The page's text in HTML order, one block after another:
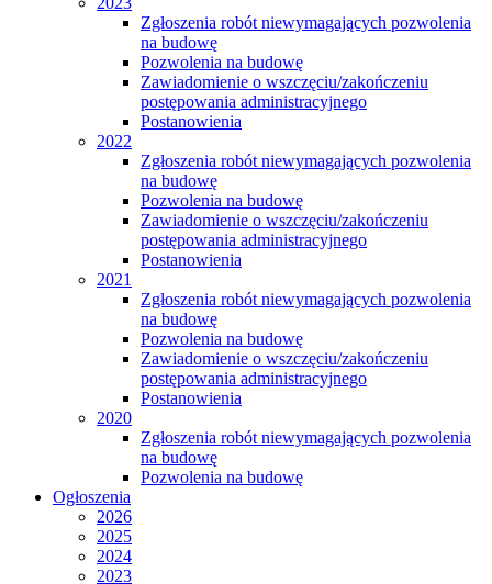
Zgłoszenia robót niewymagających pozwolenia
na budowę
Pozwolenia na budowę
Zawiadomienie o wszczęciu/zakończeniu
postępowania administracyjnego
Postanowienia
2022
Zgłoszenia robót niewymagających pozwolenia
na budowę
Pozwolenia na budowę
Zawiadomienie o wszczęciu/zakończeniu
postępowania administracyjnego
Postanowienia
2021
Zgłoszenia robót niewymagających pozwolenia
na budowę
Pozwolenia na budowę
Zawiadomienie o wszczęciu/zakończeniu
postępowania administracyjnego
Postanowienia
2020
Zgłoszenia robót niewymagających pozwolenia
na budowę
Pozwolenia na budowę
Ogłoszenia
2026
2025
2024
2023